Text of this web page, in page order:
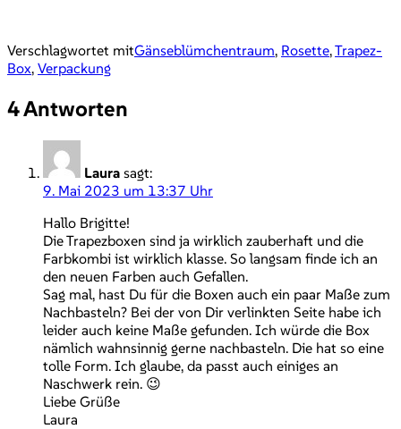
Verschlagwortet mitGänseblümchentraum, Rosette,Trapez-
Box, Verpackung
4 Antworten
Laura sagt:
9. Mai 2023 um 13:37 Uhr
Hallo Brigitte!
Die Trapezboxen sind ja wirklich zauberhaft und die
Farbkombi ist wirklich klasse. So langsam finde ich an
den neuen Farben auch Gefallen.
Sag mal, hast Du für die Boxen auch ein paar Maße zum
Nachbasteln? Bei der von Dir verlinkten Seite habe ich
leider auch keine Maße gefunden. Ich würde die Box
nämlich wahnsinnig gerne nachbasteln. Die hat so eine
tolle Form. Ich glaube, da passt auch einiges an
Naschwerk rein. 😉
Liebe Grüße
Laura